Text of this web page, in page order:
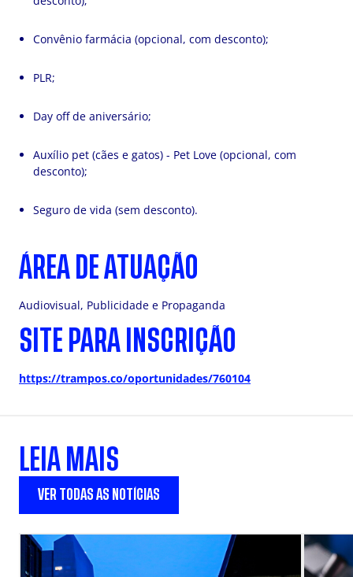
Convênio farmácia (opcional, com desconto);
PLR;
Day off de aniversário;
Auxílio pet (cães e gatos) - Pet Love (opcional, com
desconto);
Seguro de vida (sem desconto).
ÁREA DE ATUAÇÃO
Audiovisual, Publicidade e Propaganda
SITE PARA INSCRIÇÃO
https://trampos.co/oportunidades/760104
LEIA MAIS
VER TODAS AS NOTÍCIAS